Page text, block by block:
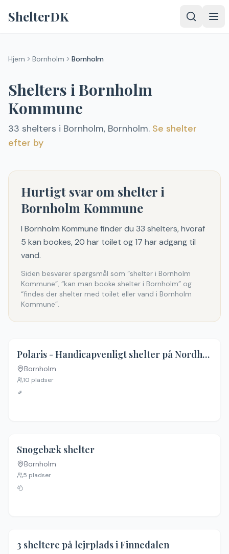
ShelterDK
Hjem Bornholm Bornholm
Shelters iBornholm
Kommune
33 shelters i Bornholm, Bornholm. Se shelter
efter by
Hurtigt svar om shelter i
Bornholm Kommune
I Bornholm Kommune finder du 33 shelters, hvoraf
5 kan bookes, 20 har toilet og 17 har adgang til
vand.
Siden besvarer spørgsmål som “shelter i Bornholm
Kommune”, “kan man booke shelter i Bornholm” og
“findes der shelter med toilet eller vand i Bornholm
Kommune”.
4.3(14Polaris - Handicapvenligt shelter på Nordhus shelterplads
Bornholm
10 pladser
🚽
Snogebæk shelter
Bornholm
5 pladser
3 sheltere på lejrplads i Finnedalen